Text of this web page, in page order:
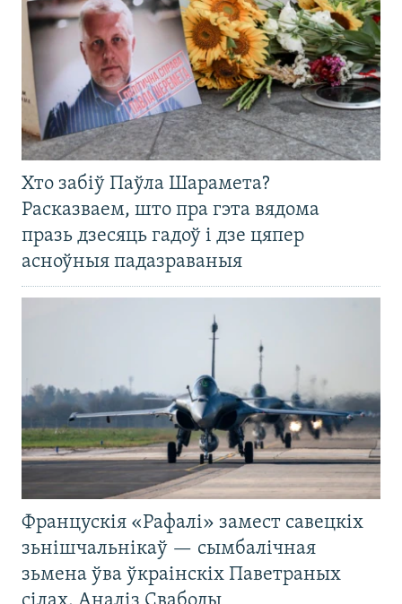
Хто забіў Паўла Шарамета?
Расказваем, што пра гэта вядома
празь дзесяць гадоў і дзе цяпер
асноўныя падазраваныя
Францускія «Рафалі» замест савецкіх
зьнішчальнікаў — сымбалічная
зьмена ўва ўкраінскіх Паветраных